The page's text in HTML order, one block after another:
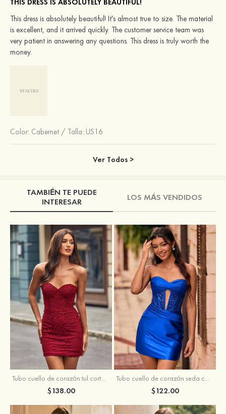
THIS DRESS IS ABSOLUTELY BEAUTIFUL!
This dress is absolutely beautiful! It's almost true to size. The material
is excellent, and it arrived quickly. The customer service team was
very patient in answering any questions. This dress is truly worth the
money.
Color: Cabernet / Talla: US16
Ver Todos >
TAMBIÉN TE PUEDE
INTERESAR
LOS MÁS VENDIDOS
$138.00 $122.00